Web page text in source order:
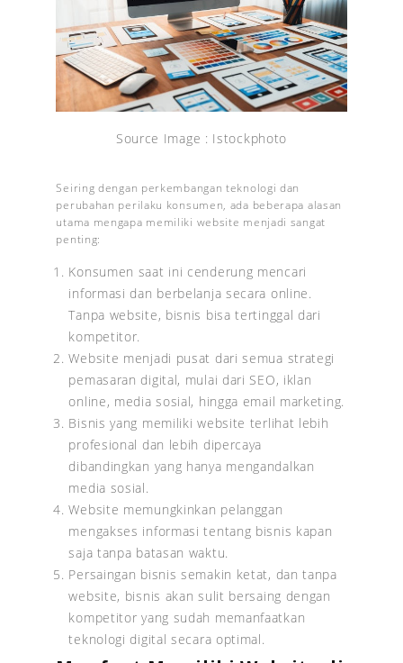
Source Image : Istockphoto
Seiring dengan perkembangan teknologi dan
perubahan perilaku konsumen, ada beberapa alasan
utama mengapa memiliki website menjadi sangat
penting:
Konsumen saat ini cenderung mencari
informasi dan berbelanja secara online.
Tanpa website, bisnis bisa tertinggal dari
kompetitor.
Website menjadi pusat dari semua strategi
pemasaran digital, mulai dari SEO, iklan
online, media sosial, hingga email marketing.
Bisnis yang memiliki website terlihat lebih
profesional dan lebih dipercaya
dibandingkan yang hanya mengandalkan
media sosial.
Website memungkinkan pelanggan
mengakses informasi tentang bisnis kapan
saja tanpa batasan waktu.
Persaingan bisnis semakin ketat, dan tanpa
website, bisnis akan sulit bersaing dengan
kompetitor yang sudah memanfaatkan
teknologi digital secara optimal.